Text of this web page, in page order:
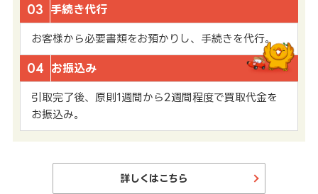
03 手続き代行
お客様から必要書類をお預かりし、手続きを代行。
04 お振込み
引取完了後、原則1週間から2週間程度で買取代金を
お振込み。
詳しくはこちら